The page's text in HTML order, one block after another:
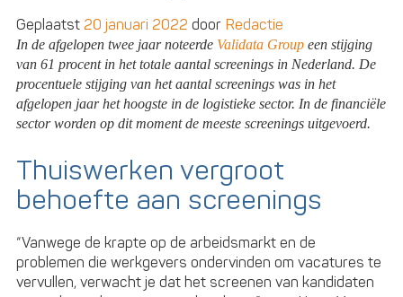
zzpers
door
overname
Rompslomp.nl
Geplaatst 20 januari 2022 door Redactie
In de afgelopen twee jaar noteerde Validata Group een stijging
van 61 procent in het totale aantal screenings in Nederland. De
procentuele stijging van het aantal screenings was in het
afgelopen jaar het hoogste in de logistieke sector. In de financiële
sector worden op dit moment de meeste screenings uitgevoerd.
Thuiswerken vergroot
behoefte aan screenings
“Vanwege de krapte op de arbeidsmarkt en de
problemen die werkgevers ondervinden om vacatures te
vervullen, verwacht je dat het screenen van kandidaten